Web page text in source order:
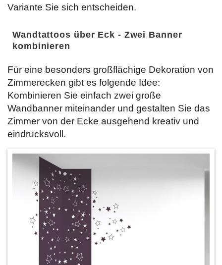
Variante Sie sich entscheiden.
Wandtattoos über Eck - Zwei Banner
kombinieren
Für eine besonders großflächige Dekoration von
Zimmerecken gibt es folgende Idee:
Kombinieren Sie einfach zwei große
Wandbanner miteinander und gestalten Sie das
Zimmer von der Ecke ausgehend kreativ und
eindrucksvoll.